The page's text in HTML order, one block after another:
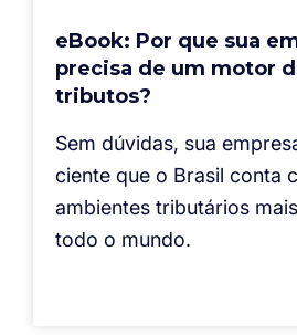
eBook: Por que sua
precisa de um motor
tributos?
Sem dúvidas, sua
ciente que o Brasil conta
ambientes tributários
todo o mundo.